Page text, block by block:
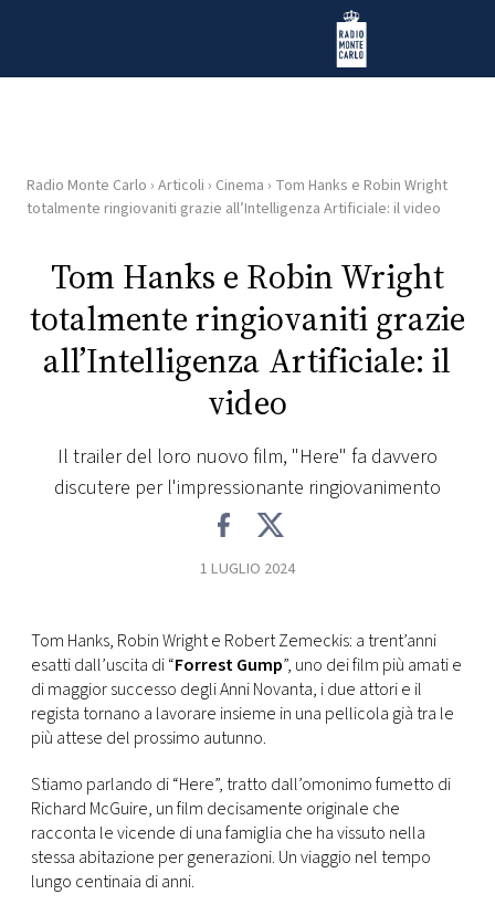
Radio Monte Carlo
HOME
RADIO
WEB
RADIO
NEWS
EVENTI
VIDEO
TV
PRINCIPATO
DI
Radio Monte Carlo › Articoli › Cinema › Tom Hanks e Robin Wright
totalmente ringiovaniti grazie all’Intelligenza Artificiale: il video
Tom Hanks e Robin Wright
totalmente ringiovaniti grazie
all’Intelligenza Artificiale: il
video
Il trailer del loro nuovo film, "Here" fa davvero
discutere per l'impressionante ringiovanimento
1 LUGLIO 2024
Tom Hanks, Robin Wright e Robert Zemeckis: a trent’anni
esatti dall’uscita di “Forrest Gump”, uno dei film più amati e
di maggior successo degli Anni Novanta, i due attori e il
regista tornano a lavorare insieme in una pellicola già tra le
più attese del prossimo autunno.
Stiamo parlando di “Here”, tratto dall’omonimo fumetto di
Richard McGuire, un film decisamente originale che
racconta le vicende di una famiglia che ha vissuto nella
stessa abitazione per generazioni. Un viaggio nel tempo
lungo centinaia di anni.